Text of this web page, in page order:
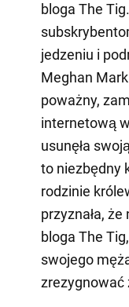
bloga The
jedzeniu i
Meghan
poważny,
internetową
usunęła
to niezbędny
rodzinie
przyznała,
bloga The
swojego
zrezygnować